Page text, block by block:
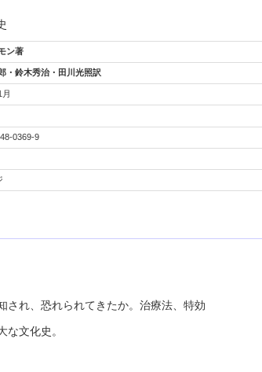
ン著
・鈴木秀治・田川光照訳
月
0369-9
され、恐れられてきたか。治療法、特効
文化史。